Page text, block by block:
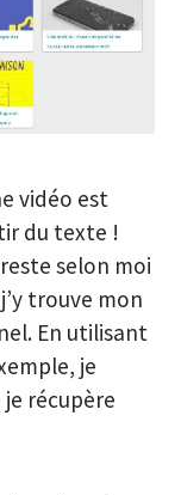
vidéo est
du texte !
selon moi
trouve mon
En utilisant
je
récupère